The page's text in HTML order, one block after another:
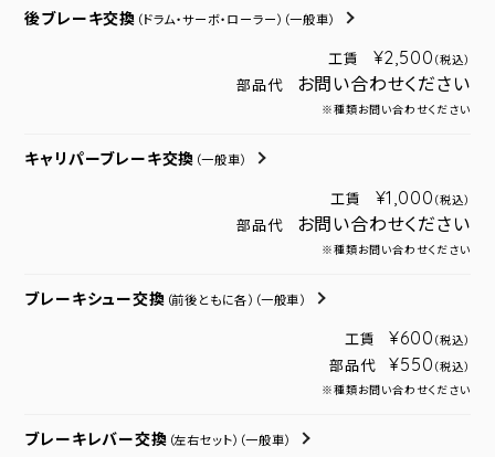
後ブレーキ交換 （ドラム・サーボ・ローラー） （一般車）
工賃 ¥2,500 （税込）
部品代 お問い合わせください
※種類お問い合わせください
キャリパーブレーキ交換 （一般車）
工賃 ¥1,000 （税込）
部品代 お問い合わせください
※種類お問い合わせください
ブレーキシュー交換 （前後ともに各） （一般車）
工賃 ¥600 （税込）
部品代 ¥550 （税込）
※種類お問い合わせください
ブレーキレバー交換 （左右セット） （一般車）